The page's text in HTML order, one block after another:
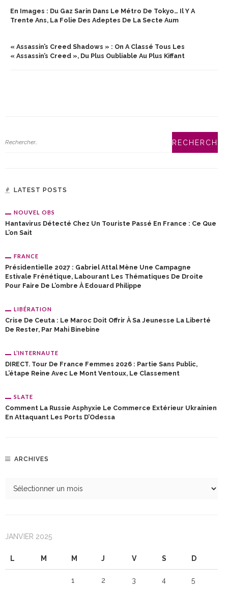
En Images : Du Gaz Sarin Dans Le Métro De Tokyo… Il Y A
Trente Ans, La Folie Des Adeptes De La Secte Aum
« Assassin’s Creed Shadows » : On A Classé Tous Les
« Assassin’s Creed », Du Plus Oubliable Au Plus Kiffant
LATEST POSTS
NOUVEL OBS
Hantavirus Détecté Chez Un Touriste Passé En France : Ce Que
L’on Sait
FRANCE
Présidentielle 2027 : Gabriel Attal Mène Une Campagne
Estivale Frénétique, Labourant Les Thématiques De Droite
Pour Faire De L’ombre À Edouard Philippe
LIBÉRATION
Crise De Ceuta : Le Maroc Doit Offrir À Sa Jeunesse La Liberté
De Rester, Par Mahi Binebine
L’INTERNAUTE
DIRECT. Tour De France Femmes 2026 : Partie Sans Public,
L’étape Reine Avec Le Mont Ventoux, Le Classement
SLATE
Comment La Russie Asphyxie Le Commerce Extérieur Ukrainien
En Attaquant Les Ports D’Odessa
ARCHIVES
JANVIER 2025
L M M J V S D
1 2 3 4 5